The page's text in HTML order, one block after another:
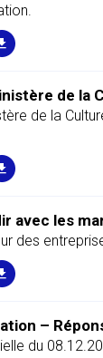
de la
de la
avec les
des
–
du